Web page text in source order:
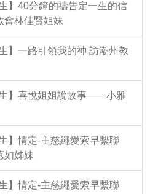
】40分鐘的禱告定一生的信
會林佳賢姐妹
】一路引領我的神 訪潮州教
】喜悅姐姐說故事——小雅
】情定-主慈繩愛索早繫聯
如姊妹
】情定-主慈繩愛索早繫聯